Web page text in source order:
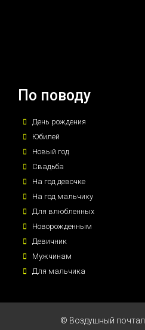
По поводу
День рождения
Юбилей
Новый год
Свадьба
На год девочке
На год мальчику
Для влюбленных
Новорожденным
Девичник
Мужчинам
Для мальчика
© Воздушный